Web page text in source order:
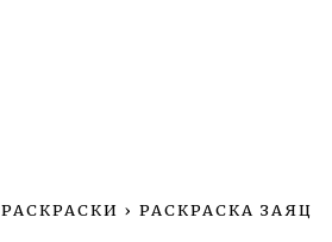
РАСКРАСКИ › РАСКРАСКА ЗАЯЦ